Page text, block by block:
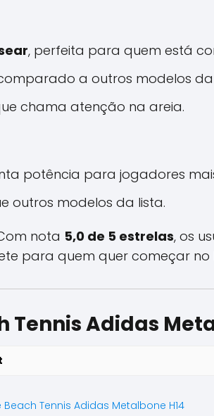
, perfeita para quem está
a outros modelos
chama atenção na areia.
potência para jogadores
outros modelos da lista.
nota 5,0 de 5 estrelas, os
para quem quer começar no
Tennis Adidas
Beach Tennis Adidas Metalbone H14